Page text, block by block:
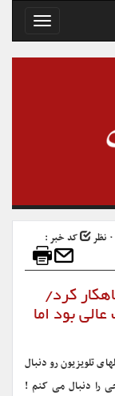
Toggle
کد خبر :
تلویزیون در سال ۹۹ شاهکار کرد/
بود اما
تلویزیون رو دنبال
را دنبال می کنم !